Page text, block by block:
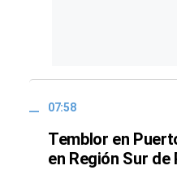
07:58
Temblor en
en Región Sur de